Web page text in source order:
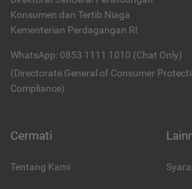
Konsumen dan Tertib Niaga
Kementerian Perdagangan RI
WhatsApp: 0853 1111 1010 (Chat Only)
(Directorate General of Consumer
Compliance)
Cermati
Tentang Kami